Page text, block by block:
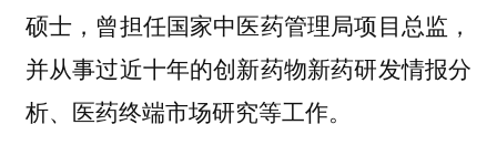
硕士，曾担任国家中医药管理局项目总监，
并从事过近十年的创新药物新药研发情报分
析、医药终端市场研究等工作。